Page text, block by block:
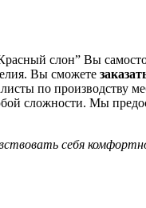
слон” Вы
Вы сможете
по производству
сложности. Мы
себя